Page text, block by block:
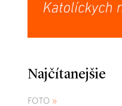
Najčítanejšie
FOTO